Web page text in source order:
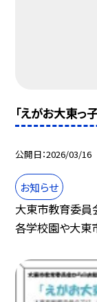
「えがお大東っ
公開日 2026/03/16
お知らせ
大東市教育委員
各学校園や大東